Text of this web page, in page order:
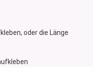
oder die Länge